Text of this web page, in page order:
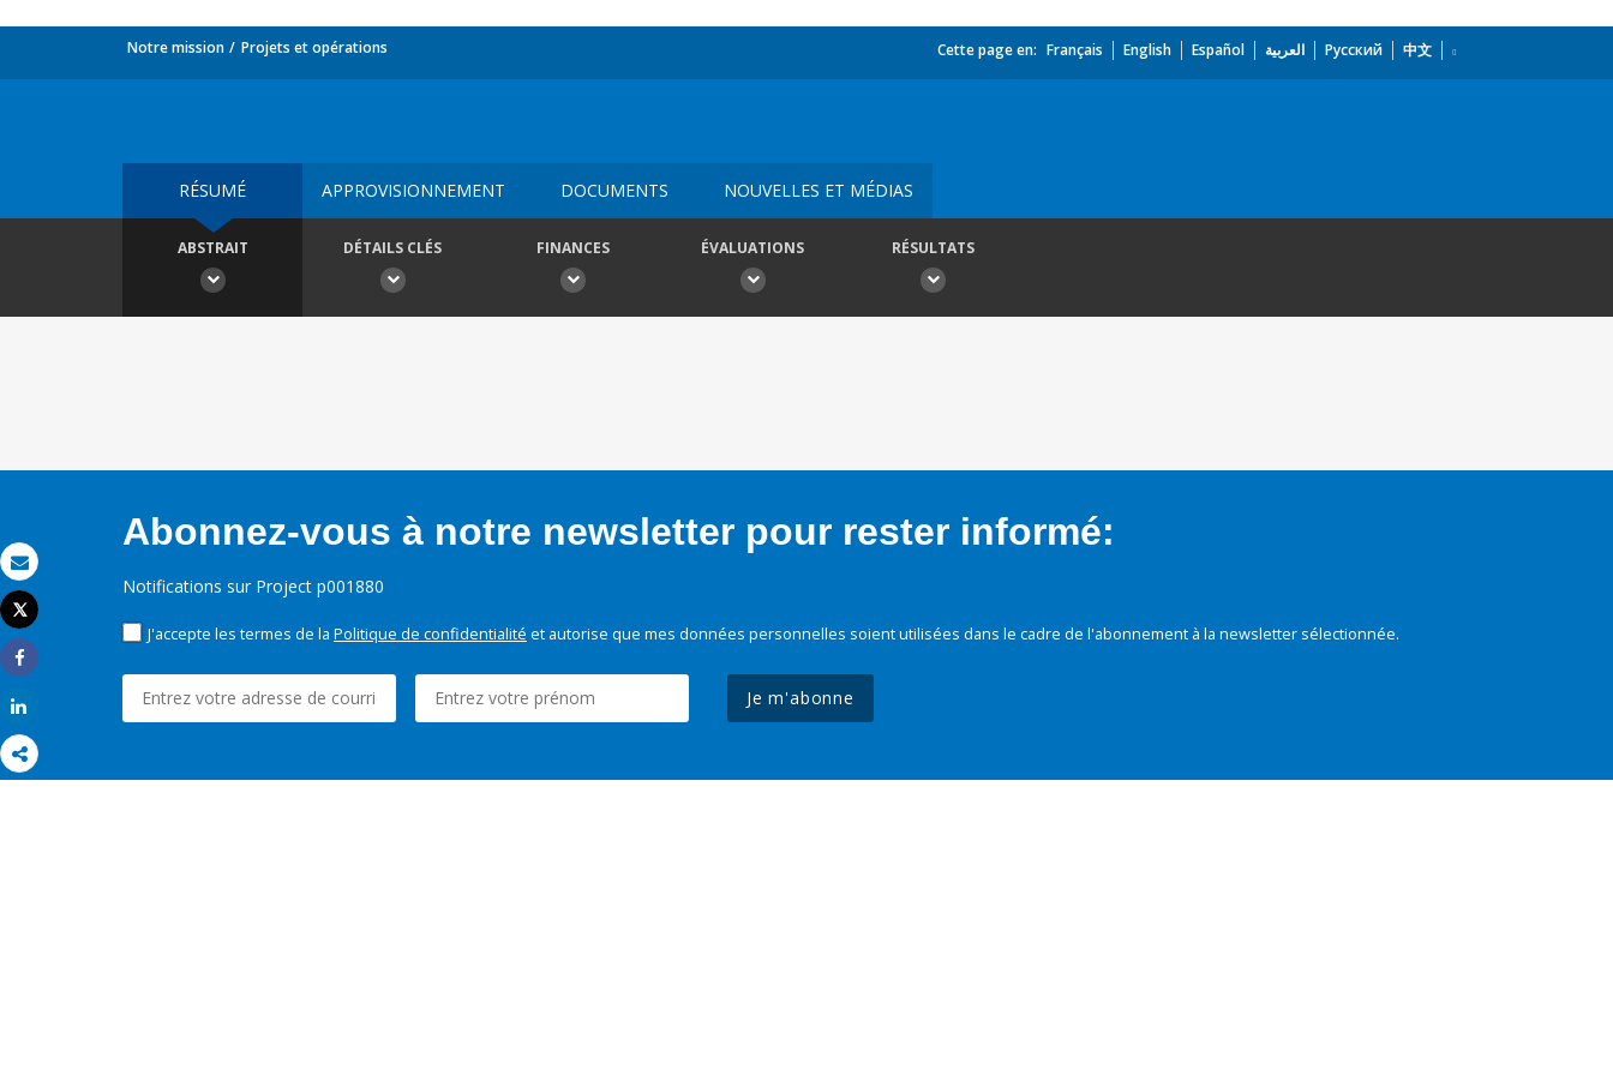
Email
Imprimer
Tweet
Share
Notre mission Projets et opérations Cette page en: Français English Español العربية Русский 中文
RÉSUMÉ APPROVISIONNEMENT DOCUMENTS NOUVELLES ET MÉDIAS
ABSTRAIT DÉTAILS CLÉS FINANCES ÉVALUATIONS RÉSULTATS
Abonnez-vous à notre newsletter pour rester informé:
Notifications sur Project p001880
J'accepte les termes de la Politique de confidentialité et autorise que mes données personnelles soient utilisées dans le cadre de l'abonnement à la newsletter sélectionnée.
Je m'abonne